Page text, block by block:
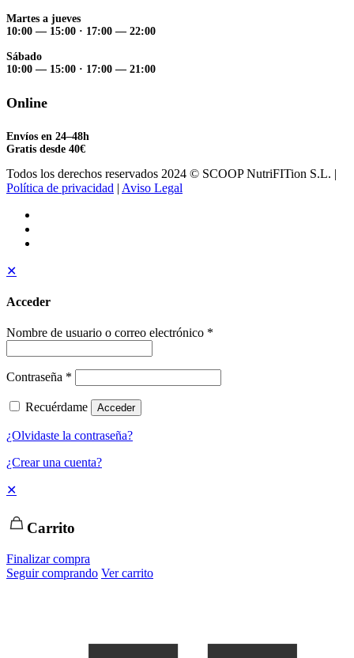
Martes a jueves
10:00 — 15:00 · 17:00 — 22:00
Sábado
10:00 — 15:00 · 17:00 — 21:00
Online
Envíos en 24–48h
Gratis desde 40€
Todos los derechos reservados 2024 © SCOOP NutriFITion S.L. |
Política de privacidad | Aviso Legal
✕
Acceder
Nombre de usuario o correo electrónico *
Contraseña *
Recuérdame Acceder
¿Olvidaste la contraseña?
¿Crear una cuenta?
✕
Carrito
Finalizar compra
Seguir comprando Ver carrito